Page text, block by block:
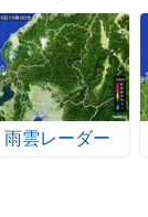
雨雲レーダー